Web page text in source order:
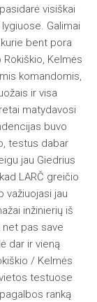
visiškai
Galimai
bent pora
Kelmės
komandomis,
ir visa
matydavosi
buvo
testus dabar
jau Giedrius
LARČ greičio
važiuojasi jau
inžinierių iš
net pas save
dar ir vieną
/ Kelmės
testuose
ranką